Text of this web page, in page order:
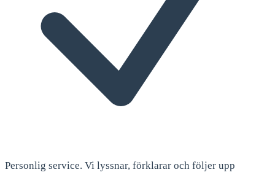
Personlig service. Vi lyssnar, förklarar och följer upp